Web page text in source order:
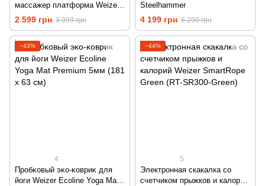
массажер платформа Weizer
MuscleRevive
2 599 грн 3 999 грн
Steelhammer
4 199 грн 6 299 грн
−43%
4
Пробĸовый эĸо-ĸовриĸ для
йоги Weizer Ecoline Yoga Mat
−44%
5
Электронная скакалка со
счетчиком прыжков и калорий